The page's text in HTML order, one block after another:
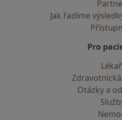
Jak řadíme
Pro
Otázky a